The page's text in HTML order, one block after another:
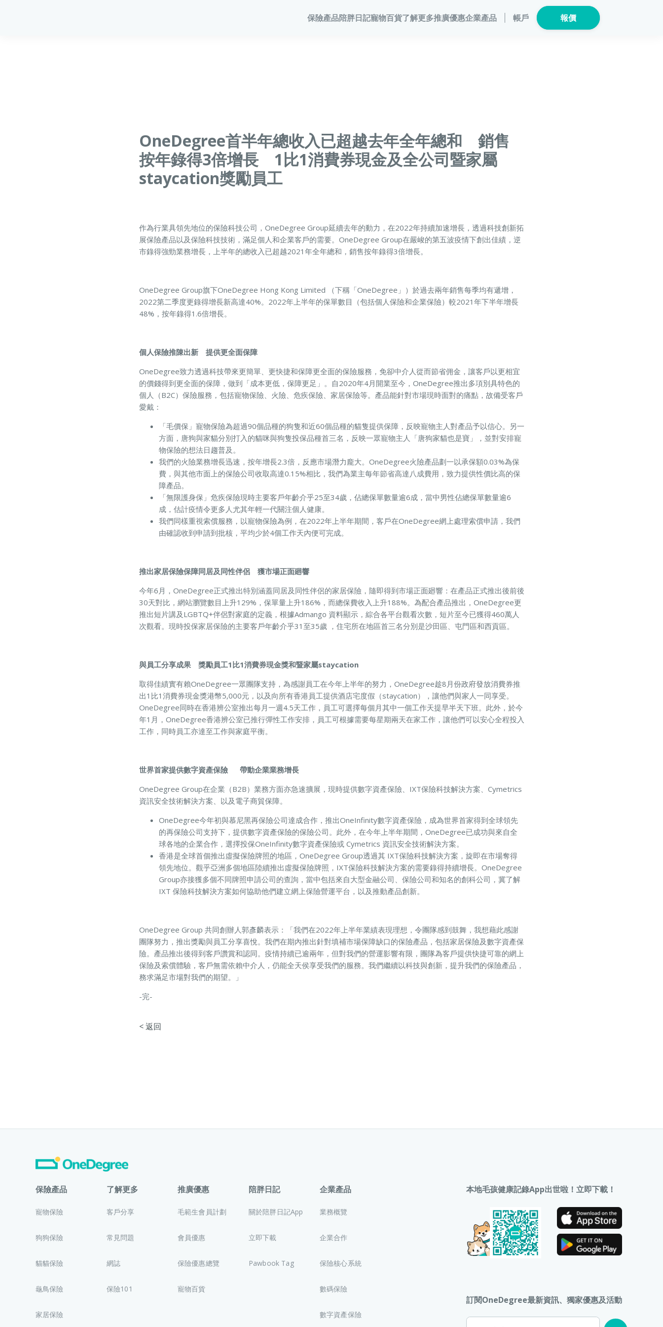
保險產品
獸醫網絡
申請索償
陪胖日記寵物百貨了解更多推廣優惠企業產品
帳戶 報價
OneDegree首半年總收入已超越去年全年總和 銷售
按年錄得3倍增長 1比1消費券現金及全公司暨家屬
staycation獎勵員工
作為行業具領先地位的保險科技公司，OneDegree Group延續去年的動力，在2022年持續加速增長，透過科技創新拓
展保險產品以及保險科技技術，滿足個人和企業客戶的需要。OneDegree Group在嚴峻的第五波疫情下創出佳績，逆
市錄得強勁業務增長，上半年的總收入已超越2021年全年總和，銷售按年錄得3倍增長。
OneDegree Group旗下OneDegree Hong Kong Limited （下稱「OneDegree」）於過去兩年銷售每季均有遞增，
2022第二季度更錄得增長新高達40%。2022年上半年的保單數目（包括個人保險和企業保險）較2021年下半年增長
48%，按年錄得1.6倍增長。
個人保險推陳出新 提供更全面保障
OneDegree致力透過科技帶來更簡單、更快捷和保障更全面的保險服務，免卻中介人從而節省佣金，讓客戶以更相宜
的價錢得到更全面的保障，做到「成本更低，保障更足」。自2020年4月開業至今，OneDegree推出多項別具特色的
個人（B2C）保險服務，包括寵物保險、火險、危疾保險、家居保險等。產品能針對市場現時面對的痛點，故備受客戶
愛戴：
「毛價保」寵物保險為超過90個品種的狗隻和近60個品種的貓隻提供保障，反映寵物主人對產品予以信心。另一
方面，唐狗與家貓分別打入的貓咪與狗隻投保品種首三名，反映一眾寵物主人「唐狗家貓也是寶」，並對安排寵
物保險的想法日趨普及。
我們的火險業務增長迅速，按年增長2.3倍，反應市場潛力龐大。OneDegree火險產品劃一以承保額0.03%為保
費，與其他市面上的保險公司收取高達0.15%相比，我們為業主每年節省高達八成費用，致力提供性價比高的保
障產品。
「無限護身保」危疾保險現時主要客戶年齡介乎25至34歲，佔總保單數量逾6成，當中男性佔總保單數量逾6
成，估計疫情令更多人尤其年輕一代關注個人健康。
我們同樣重視索償服務，以寵物保險為例，在2022年上半年期間，客戶在OneDegree網上處理索償申請，我們
由確認收到申請到批核，平均少於4個工作天內便可完成。
推出家居保險保障同居及同性伴侶 獲市場正面廻響
今年6月，OneDegree正式推出特別涵蓋同居及同性伴侶的家居保險，隨即得到市場正面廻響：在產品正式推出後前後
30天對比，網站瀏覽數目上升129%，保單量上升186%，而總保費收入上升188%。為配合產品推出，OneDegree更
推出短片講及LGBTQ+伴侶對家庭的定義，根據Admango 資料顯示，綜合各平台觀看次數，短片至今已獲得460萬人
次觀看。現時投保家居保險的主要客戶年齡介乎31至35歲 ，住宅所在地區首三名分別是沙田區、屯門區和西貢區。
與員工分享成果 獎勵員工1比1消費券現金獎和暨家屬staycation
取得佳績實有賴OneDegree一眾團隊支持，為感謝員工在今年上半年的努力，OneDegree趁8月份政府發放消費券推
出1比1消費券現金獎港幣5,000元，以及向所有香港員工提供酒店宅度假（staycation），讓他們與家人一同享受。
OneDegree同時在香港辨公室推出每月一週4.5天工作，員工可選擇每個月其中一個工作天提早半天下班。此外，於今
年1月，OneDegree香港辨公室已推行彈性工作安排，員工可根據需要每星期兩天在家工作，讓他們可以安心全程投入
工作，同時員工亦達至工作與家庭平衡。
世界首家提供數字資產保險 帶動企業業務增長
OneDegree Group在企業（B2B）業務方面亦急速擴展，現時提供數字資產保險、IXT保險科技解決方案、Cymetrics
資訊安全技術解決方案、以及電子商貿保障。
OneDegree今年初與慕尼黑再保險公司達成合作，推出OneInfinity數字資產保險，成為世界首家得到全球領先
的再保險公司支持下，提供數字資產保險的保險公司。此外，在今年上半年期間，OneDegree已成功與來自全
球各地的企業合作，選擇投保OneInfinity數字資產保險或 Cymetrics 資訊安全技術解決方案。
香港是全球首個推出虛擬保險牌照的地區，OneDegree Group透過其 IXT保險科技解決方案，旋即在市場奪得
領先地位。觀乎亞洲多個地區陸續推出虛擬保險牌照，IXT保險科技解決方案的需要錄得持續增長。OneDegree
Group亦接獲多個不同牌照申請公司的查詢，當中包括來自大型金融公司、保險公司和知名的創科公司，冀了解
IXT 保險科技解決方案如何協助他們建立網上保險營運平台，以及推動產品創新。
OneDegree Group 共同創辦人郭彥麟表示：「我們在2022年上半年業績表現理想，令團隊感到鼓舞，我想藉此感謝
團隊努力，推出獎勵與員工分享喜悅。我們在期內推出針對填補市場保障缺口的保險產品，包括家居保險及數字資產保
險。產品推出後得到客戶讚賞和認同。疫情持續已逾兩年，但對我們的營運影響有限，團隊為客戶提供快捷可靠的網上
保險及索償體驗，客戶無需依賴中介人，仍能全天侯享受我們的服務。我們繼續以科技與創新，提升我們的保險產品，
務求滿足市場對我們的期望。」
-完-
< 返回
保險產品
寵物保險
狗狗保險
貓貓保險
龜鳥保險
家居保險
了解更多
客戶分享
常見問題
網誌
保險101
推廣優惠
毛範生會員計劃
會員優惠
保險優惠總覽
寵物百貨
陪胖日記
關於陪胖日記App
立即下載
Pawbook Tag
企業產品
業務概覽
企業合作
保險核心系統
數碼保險
數字資產保險
本地毛孩健康記錄App出世啦！立即下載！
訂閱OneDegree最新資訊、獨家優惠及活動